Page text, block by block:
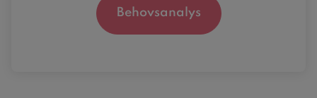
Behovsanalys